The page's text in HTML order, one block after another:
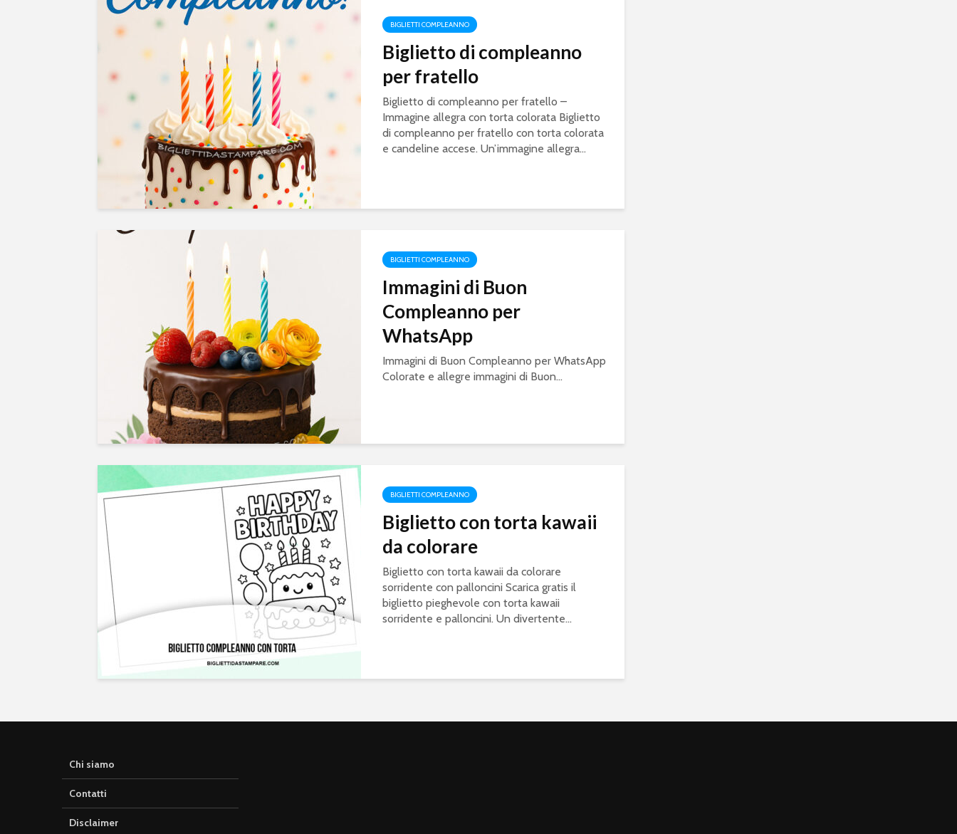
BIGLIETTI COMPLEANNO
Biglietto di compleanno
per fratello
Biglietto di compleanno per fratello –
Immagine allegra con torta colorata Biglietto
di compleanno per fratello con torta colorata
e candeline accese. Un’immagine allegra...
BIGLIETTI COMPLEANNO
Immagini di Buon
Compleanno per
WhatsApp
Immagini di Buon Compleanno per WhatsApp
Colorate e allegre immagini di Buon...
BIGLIETTI COMPLEANNO
Biglietto con torta kawaii
da colorare
Biglietto con torta kawaii da colorare
sorridente con palloncini Scarica gratis il
biglietto pieghevole con torta kawaii
sorridente e palloncini. Un divertente...
Chi siamo
Contatti
Disclaimer